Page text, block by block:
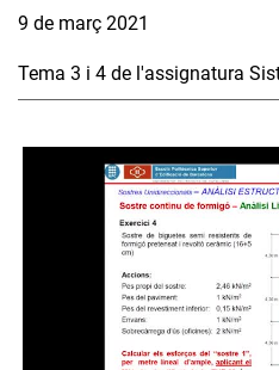
9 de març 2021
Tema 3 i 4 de l'assignatura